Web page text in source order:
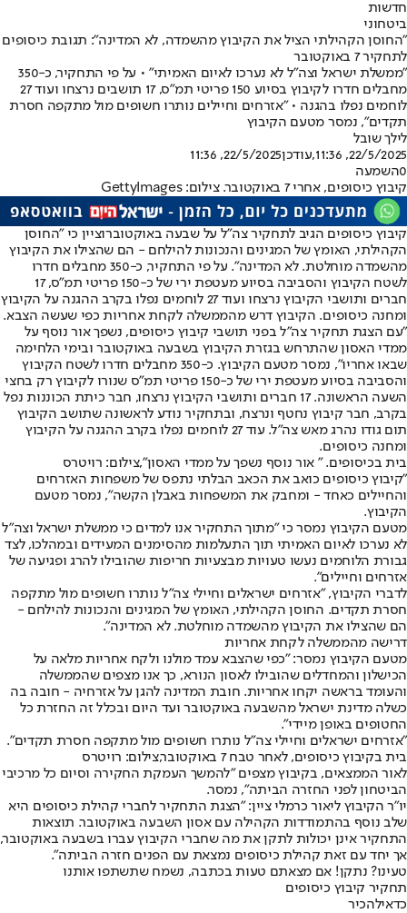
חדשות
ביטחוני
"החוסן הקהילתי הציל את הקיבוץ מהשמדה, לא המדינה": תגובת כיסופים
לתחקיר 7 באוקטובר
"ממשלת ישראל וצה"ל לא נערכו לאיום האמיתי" • על פי התחקיר, כ-350
מחבלים חדרו לקיבוץ בסיוע 150 פריטי תמ"ס, 17 תושבים נרצחו ועוד 27
לוחמים נפלו בהגנה • "אזרחים וחיילים נותרו חשופים מול מתקפה חסרת
תקדים", נמסר מטעם הקיבוץ
לילך שובל
22/5/2025, 11:36
,עודכן22/5/2025, 11:36
0השמעה
קיבוץ כיסופים, אחרי 7 באוקטובר. צילום: GettyImages
קיבוץ כיסופים הגיב לתחקיר צה"ל על שבעה באוקטוברוציין כי "החוסן
הקהילתי, האומץ של המגינים והנכונות להילחם - הם שהצילו את הקיבוץ
מהשמדה מוחלטת. לא המדינה". על פי התחקיר, כ-350 מחבלים חדרו
לשטח הקיבוץ והסביבה בסיוע מעטפת ירי של כ-150 פריטי תמ"ס, 17
חברים ותושבי הקיבוץ נרצחו ועוד 27 לוחמים נפלו בקרב ההגנה על הקיבוץ
ומחנה כיסופים. הקיבוץ דרש מהממשלה לקחת אחריות כפי שעשה הצבא.
"עם הצגת תחקיר צה"ל בפני תושבי קיבוץ כיסופים, נשפך אור נוסף על
ממדי האסון שהתרחש בגזרת הקיבוץ בשבעה באוקטובר ובימי הלחימה
שבאו אחריו", נמסר מטעם הקיבוץ. כ-350 מחבלים חדרו לשטח הקיבוץ
והסביבה בסיוע מעטפת ירי של כ-150 פריטי תמ"ס שנורו לקיבוץ רק בחצי
השעה הראשונה. 17 חברים ותושבי הקיבוץ נרצחו, חבר כיתת הכוננות נפל
בקרב, חבר קיבוץ נחטף ונרצח, ובתחקיר נודע לראשונה שתושב הקיבוץ
תום גודו נהרג מאש צה"ל. עוד 27 לוחמים נפלו בקרב ההגנה על הקיבוץ
ומחנה כיסופים.
בית בכיסופים. " אור נוסף נשפך על ממדי האסון",צילום: רויטרס
"קיבוץ כיסופים כואב את הכאב הבלתי נתפס של משפחות האזרחים
והחיילים כאחד - ומחבק את המשפחות באבלן הקשה", נמסר מטעם
הקיבוץ.
מטעם הקיבוץ נמסר כי "מתוך התחקיר אנו למדים כי ממשלת ישראל וצה"ל
לא נערכו לאיום האמיתי תוך התעלמות מהסימנים המעידים ובמהלכו, לצד
גבורת הלוחמים נעשו טעויות מבצעיות חריפות שהובילו להרג ופגיעה של
אזרחים וחיילים".
לדברי הקיבוץ, "אזרחים ישראלים וחיילי צה"ל נותרו חשופים מול מתקפה
חסרת תקדים. החוסן הקהילתי, האומץ של המגינים והנכונות להילחם -
הם שהצילו את הקיבוץ מהשמדה מוחלטת. לא המדינה".
דרישה מהממשלה לקחת אחריות
מטעם הקיבוץ נמסר: "כפי שהצבא עמד מולנו ולקח אחריות מלאה על
הכישלון והמחדלים שהובילו לאסון הנורא, כך אנו מצפים שהממשלה
והעומד בראשה יקחו אחריות. חובת המדינה להגן על אזרחיה - חובה בה
כשלה מדינת ישראל מהשבעה באוקטובר ועד היום ובכלל זה החזרת כל
החטופים באופן מיידי".
"אזרחים ישראלים וחיילי צה"ל נותרו חשופים מול מתקפה חסרת תקדים".
בית בקיבוץ כיסופים, לאחר טבח 7 באוקטובר,צילום: רויטרס
לאור הממצאים, בקיבוץ מצפים "להמשך העמקת החקירה וסיום כל מרכיבי
הביטחון לפני החזרה הביתה", נמסר.
יו"ר הקיבוץ ליאור כרמלי ציין: "הצגת התחקיר לחברי קהילת כיסופים היא
שלב נוסף בהתמודדות הקהילה עם אסון השבעה באוקטובר. תוצאות
התחקיר אינן יכולות לתקן את מה שחברי הקיבוץ עברו בשבעה באוקטובר,
אך יחד עם זאת קהילת כיסופים נמצאת עם הפנים חזרה הביתה".
טעינו? נתקן! אם מצאתם טעות בכתבה, נשמח שתשתפו אותנו
תחקיר קיבוץ כיסופים
כדאילהכיר